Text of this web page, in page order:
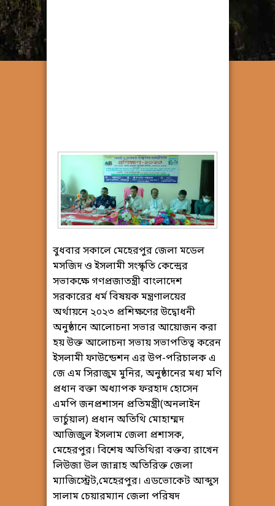
বুধবার সকালে মেহেরপুর জেলা মডেল
মসজিদ ও ইসলামী সংস্কৃতি কেন্দ্রের
সভাকক্ষে গণপ্রজাতন্ত্রী বাংলাদেশ
সরকারের ধর্ম বিষয়ক মন্ত্রণালয়ের
অর্থায়নে ২০২৩ প্রশিক্ষণের উদ্বোধনী
অনুষ্ঠানে আলোচনা সভার আয়োজন করা
হয় উক্ত আলোচনা সভায় সভাপতিত্ব করেন
ইসলামী ফাউন্ডেশন এর উপ-পরিচালক এ
জে এম সিরাজুম মুনির, অনুষ্ঠানের মধ্য মণি
প্রধান বক্তা অধ্যাপক ফরহাদ হোসেন
এমপি জনপ্রশাসন প্রতিমন্ত্রী(অনলাইন
ভার্চুয়াল) প্রধান অতিথি মোহাম্মদ
আজিজুল ইসলাম জেলা প্রশাসক,
মেহেরপুর। বিশেষ অতিথিরা বক্তব্য রাখেন
লিউজা উল জান্নাহ অতিরিক্ত জেলা
ম্যাজিস্ট্রেট,মেহেরপুর। এডভোকেট আব্দুস
সালাম চেয়ারম্যান জেলা পরিষদ